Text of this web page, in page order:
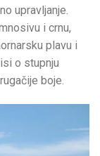
upravljanje.
i crnu,
plavu i
o stupnju
boje.